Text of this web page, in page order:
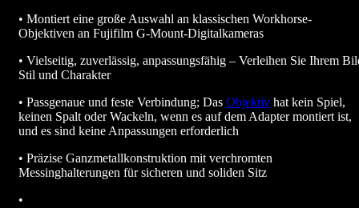
• Montiert eine große Auswahl an klassischen Workhorse-
Objektiven an Fujifilm G-Mount-Digitalkameras
• Vielseitig, zuverlässig, anpassungsfähig – Verleihen Sie Ihrem
Stil und Charakter
• Passgenaue und feste Verbindung; Das Objektiv hat kein Spiel,
keinen Spalt oder Wackeln, wenn es auf dem Adapter montiert ist,
und es sind keine Anpassungen erforderlich
• Präzise Ganzmetallkonstruktion mit verchromten
Messinghalterungen für sicheren und soliden Sitz
•